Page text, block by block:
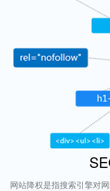
网站降权是指搜索引擎对